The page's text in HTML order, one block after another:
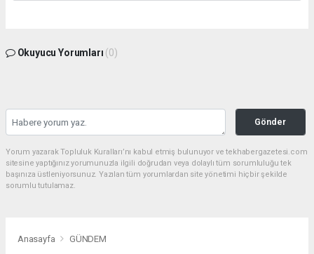
Okuyucu Yorumları (0)
Gönder
Yorum yazarak Topluluk Kuralları’nı kabul etmiş bulunuyor ve tekhabergazetesi.com
sitesine yaptığınız yorumunuzla ilgili doğrudan veya dolaylı tüm sorumluluğu tek
başınıza üstleniyorsunuz. Yazılan tüm yorumlardan site yönetimi hiçbir şekilde
sorumlu tutulamaz.
Anasayfa GÜNDEM